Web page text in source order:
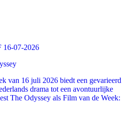
07-2026
van 16 juli 2026 biedt een gevarieerd
drama tot een avontuurlijke
The Odyssey als Film van de Week: